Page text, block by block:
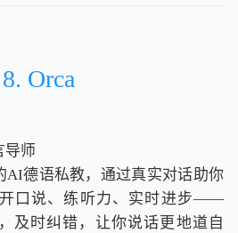
8. Orca
导师
AI德语私教，通过真实对话助你
口说、练听力、实时进步——
及时纠错，让你说话更地道自